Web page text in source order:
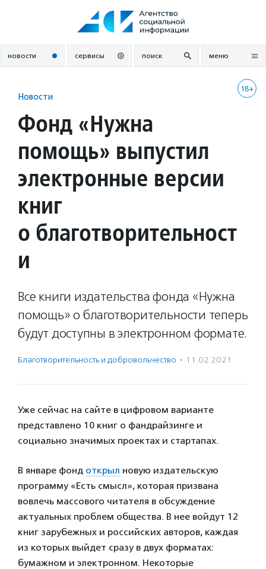
новости сервисы поиск меню
18+
Новости
Фонд «Нужна
помощь» выпустил
электронные версии
книг
о благотворительност
и
Все книги издательства фонда «Нужна
помощь» о благотворительности теперь
будут доступны в электронном формате.
Благотвори­тель­ность и доброволь­чест­во · 11.02.2021
Уже сейчас на сайте в цифровом варианте
представлено 10 книг о фандрайзинге и
социально значимых проектах и стартапах.
В январе фонд открыл новую издательскую
программу «Есть смысл», которая призвана
вовлечь массового читателя в обсуждение
актуальных проблем общества. В нее войдут 12
книг зарубежных и российских авторов, каждая
из которых выйдет сразу в двух форматах:
бумажном и электронном. Некоторые